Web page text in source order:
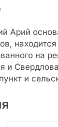
Арий
на
и
и